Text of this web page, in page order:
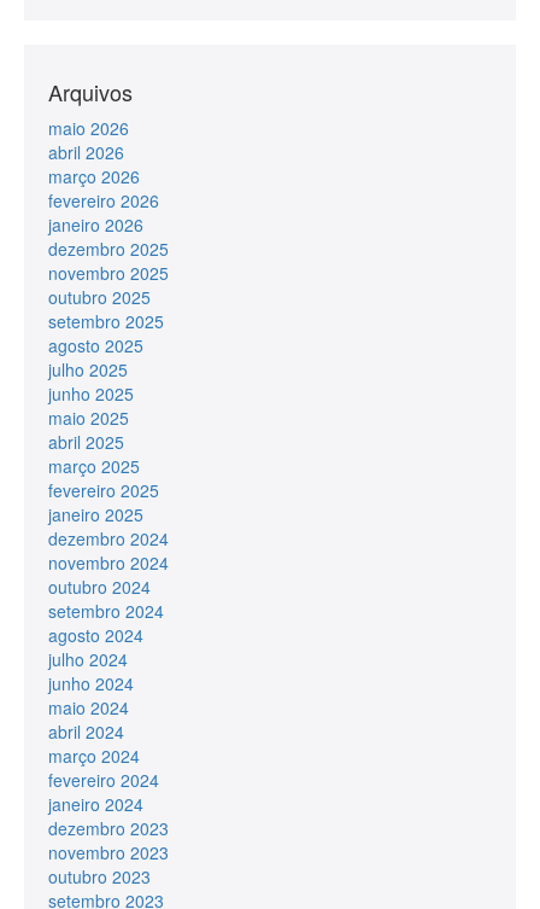
Arquivos
maio 2026
abril 2026
março 2026
fevereiro 2026
janeiro 2026
dezembro 2025
novembro 2025
outubro 2025
setembro 2025
agosto 2025
julho 2025
junho 2025
maio 2025
abril 2025
março 2025
fevereiro 2025
janeiro 2025
dezembro 2024
novembro 2024
outubro 2024
setembro 2024
agosto 2024
julho 2024
junho 2024
maio 2024
abril 2024
março 2024
fevereiro 2024
janeiro 2024
dezembro 2023
novembro 2023
outubro 2023
setembro 2023